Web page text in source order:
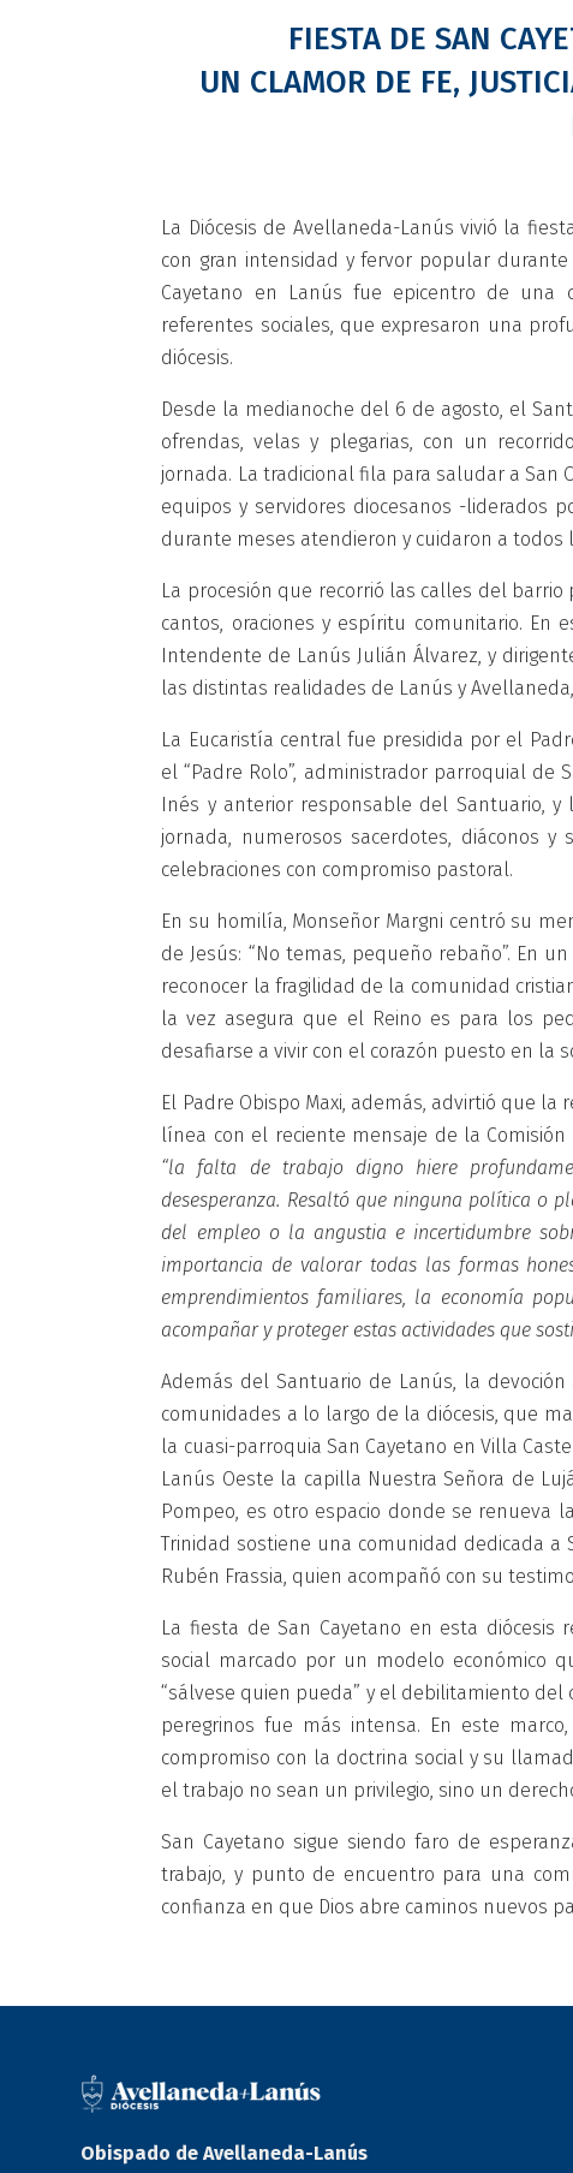
FIESTA DE SAN
UN CLAMOR DE FE,
La Diócesis de Avellaneda-Lanús vivió la
con gran intensidad y fervor popular
Cayetano en Lanús fue epicentro de una
referentes sociales, que expresaron una
diócesis.
Desde la medianoche del 6 de agosto, el
ofrendas, velas y plegarias, con un
jornada. La tradicional fila para saludar a San
equipos y servidores diocesanos -liderados
durante meses atendieron y cuidaron a todos
La procesión que recorrió las calles del
cantos, oraciones y espíritu comunitario.
Intendente de Lanús Julián Álvarez, y
las distintas realidades de Lanús y
La Eucaristía central fue presidida por el
el “Padre Rolo”, administrador parroquial de
Inés y anterior responsable del Santuario, y
jornada, numerosos sacerdotes, diáconos
celebraciones con compromiso pastoral.
En su homilía, Monseñor Margni centró su
de Jesús: “No temas, pequeño rebaño”. En
reconocer la fragilidad de la comunidad
la vez asegura que el Reino es para los
desafiarse a vivir con el corazón puesto en la
El Padre Obispo Maxi, además, advirtió que
línea con el reciente mensaje de la Comisión
“la falta de trabajo digno hiere
desesperanza. Resaltó que ninguna política o
del empleo o la angustia e incertidumbre
importancia de valorar todas las formas
emprendimientos familiares, la economía
acompañar y proteger estas actividades que
Además del Santuario de Lanús, la
comunidades a lo largo de la diócesis, que
la cuasi-parroquia San Cayetano en Villa
Lanús Oeste la capilla Nuestra Señora de
Pompeo, es otro espacio donde se renueva
Trinidad sostiene una comunidad dedicada a
Rubén Frassia, quien acompañó con su
La fiesta de San Cayetano en esta
social marcado por un modelo económico
“sálvese quien pueda” y el debilitamiento
peregrinos fue más intensa. En este
compromiso con la doctrina social y su
el trabajo no sean un privilegio, sino un
San Cayetano sigue siendo faro de
trabajo, y punto de encuentro para una
confianza en que Dios abre caminos nuevos
Obispado de Avellaneda-Lanús